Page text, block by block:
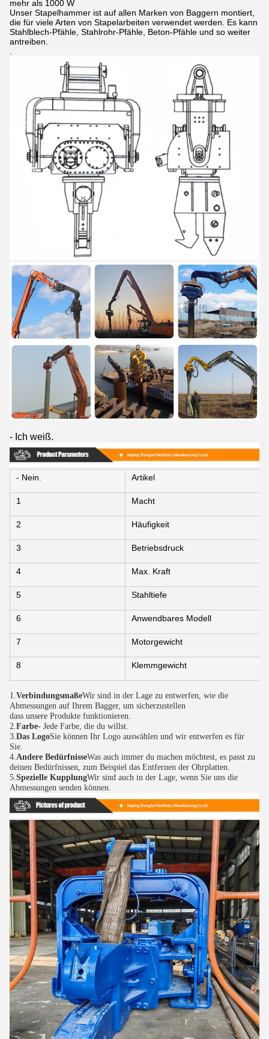
mehr als 1000 W
Unser Stapelhammer ist auf allen Marken von Baggern montiert,
die für viele Arten von Stapelarbeiten verwendet werden. Es kann
Stahlblech-Pfähle, Stahlrohr-Pfähle, Beton-Pfähle und so weiter
antreiben.
- Ich weiß.
- Nein. Artikel
1 Macht
2 Häufigkeit
3 Betriebsdruck
4 Max. Kraft
5 Stahltiefe
6 Anwendbares Modell
7 Motorgewicht
8 Klemmgewicht
1.VerbindungsmaßeWir sind in der Lage zu entwerfen, wie die
Abmessungen auf Ihrem Bagger, um sicherzustellen
dass unsere Produkte funktionieren.
2.Farbe- Jede Farbe, die du willst.
3.Das LogoSie können Ihr Logo auswählen und wir entwerfen es für
Sie.
4.Andere BedürfnisseWas auch immer du machen möchtest, es passt zu
deinen Bedürfnissen, zum Beispiel das Entfernen der Ohrplatten.
5.Spezielle KupplungWir sind auch in der Lage, wenn Sie uns die
Abmessungen senden können.